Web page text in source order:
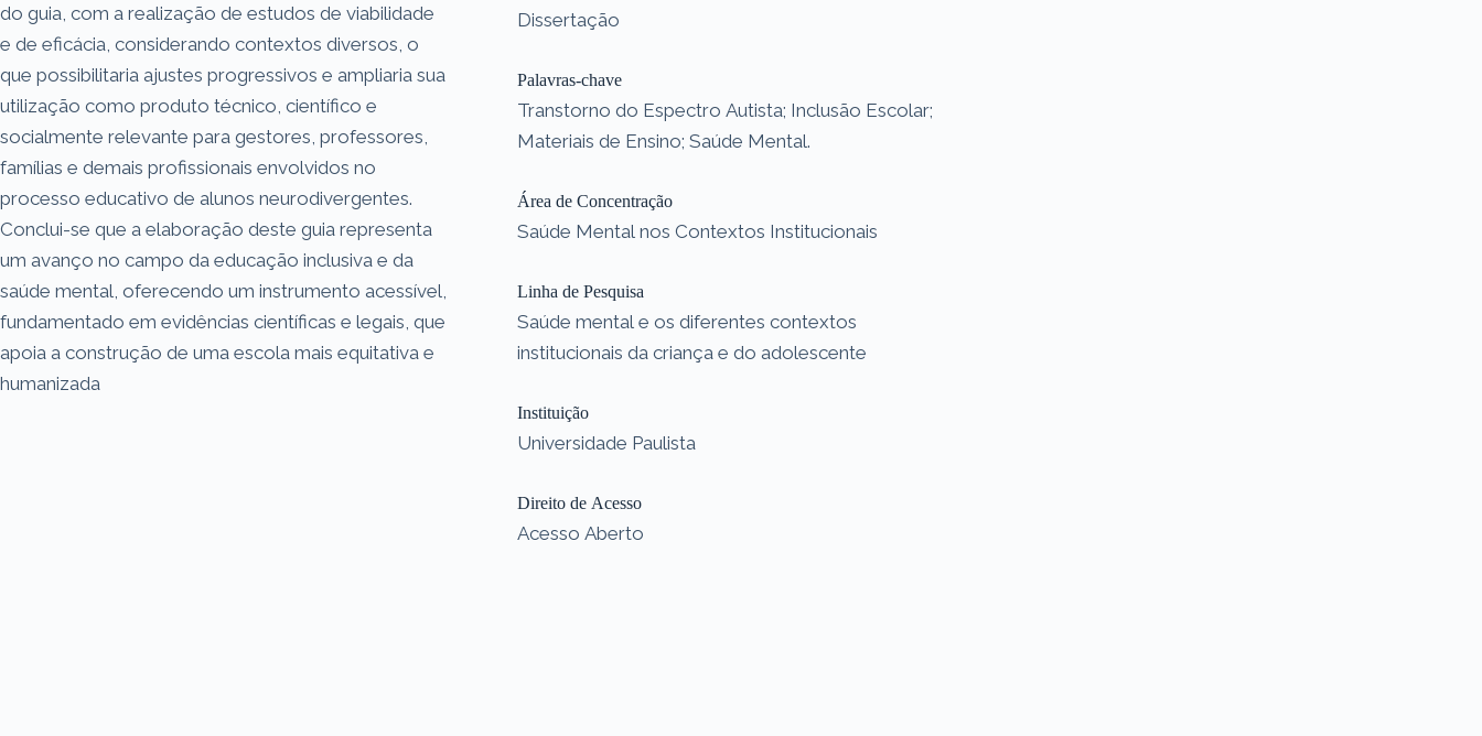
do guia, com a realização de estudos de viabilidade
e de eficácia, considerando contextos diversos, o
que possibilitaria ajustes progressivos e ampliaria sua
utilização como produto técnico, científico e
socialmente relevante para gestores, professores,
famílias e demais profissionais envolvidos no
processo educativo de alunos neurodivergentes.
Conclui-se que a elaboração deste guia representa
um avanço no campo da educação inclusiva e da
saúde mental, oferecendo um instrumento acessível,
fundamentado em evidências científicas e legais, que
apoia a construção de uma escola mais equitativa e
humanizada
Dissertação
Palavras-chave
Transtorno do Espectro Autista; Inclusão Escolar;
Materiais de Ensino; Saúde Mental.
Área de Concentração
Saúde Mental nos Contextos Institucionais
Linha de Pesquisa
Saúde mental e os diferentes contextos
institucionais da criança e do adolescente
Instituição
Universidade Paulista
Direito de Acesso
Acesso Aberto